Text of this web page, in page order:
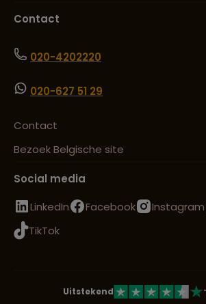
Contact
020-4202220
020-627 51 29
Contact
Bezoek Belgische site
Social media
LinkedIn
Facebook Instagram
TikTok
Uitstekend